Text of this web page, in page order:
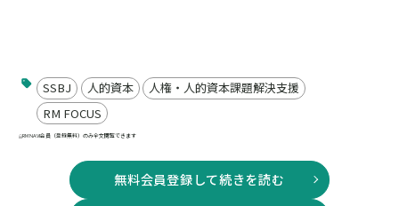
SSBJ 人的資本
人権・人的資本課題解決支援
RM FOCUS
RM NAVI会員（登録無料）のみ全文閲覧できます
無料会員登録して続きを読む